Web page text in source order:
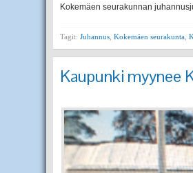
Kokemäen seurakunnan
Tagit: Juhannus Kokemäen seurakunta
Kaupunki myynee